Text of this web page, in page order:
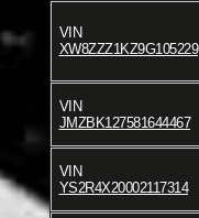
VIN
XW8ZZZ1KZ9G105229
VIN
JMZBK127581644467
VIN
YS2R4X20002117314